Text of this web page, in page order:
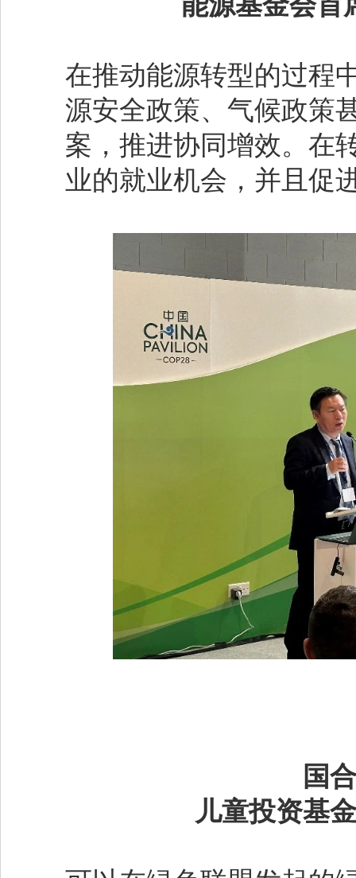
在推动能源转型的过程
源安全政策、气候政策
案，推进协同增效。在
业的就业机会，并且促
国
儿童投资基